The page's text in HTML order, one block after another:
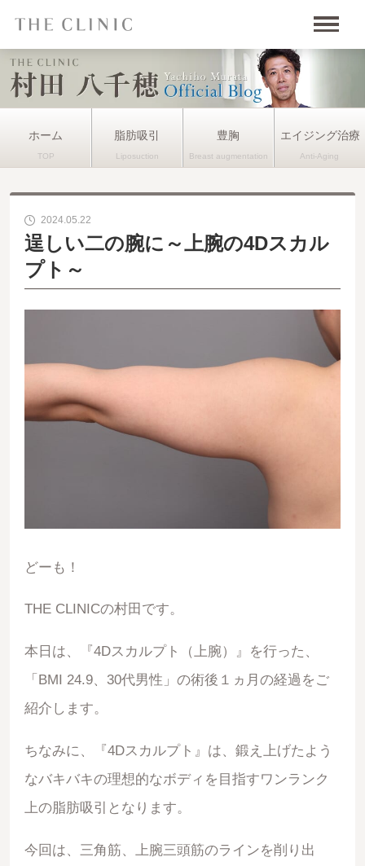
ホーム 脂肪吸引 豊胸 エイジング治療
2024.05.22
逞しい二の腕に～上腕の4Dスカル
プト～
どーも！
THE CLINICの村田です。
本日は、『4Dスカルプト（上腕）』を行った、
「BMI 24.9、30代男性」の術後１ヵ月の経過をご
紹介します。
ちなみに、『4Dスカルプト』は、鍛え上げたよう
なバキバキの理想的なボディを目指すワンランク
上の脂肪吸引となります。
今回は、三角筋、上腕三頭筋のラインを削り出